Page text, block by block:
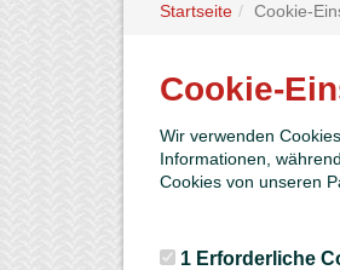
Startseite Cookie-
Cookie-
Wir verwenden
Informationen,
Cookies von unseren
1 Erforderliche